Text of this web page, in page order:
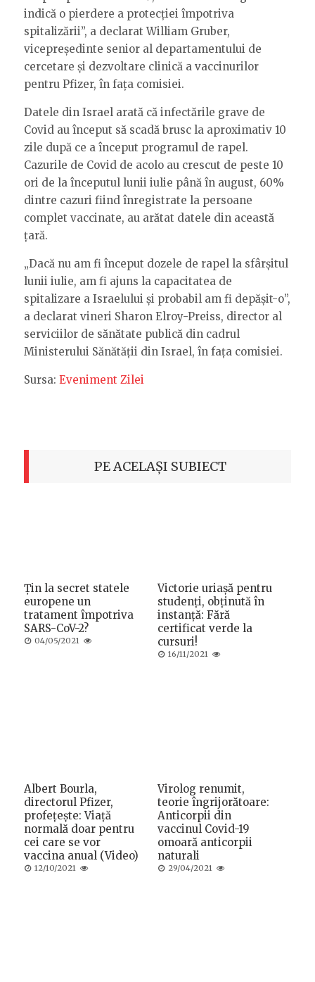
indică o pierdere a protecției împotriva
spitalizării”, a declarat William Gruber,
vicepreședinte senior al departamentului de
cercetare și dezvoltare clinică a vaccinurilor
pentru Pfizer, în fața comisiei.
Datele din Israel arată că infectările grave de
Covid au început să scadă brusc la aproximativ 10
zile după ce a început programul de rapel.
Cazurile de Covid de acolo au crescut de peste 10
ori de la începutul lunii iulie până în august, 60%
dintre cazuri fiind înregistrate la persoane
complet vaccinate, au arătat datele din această
țară.
„Dacă nu am fi început dozele de rapel la sfârșitul
lunii iulie, am fi ajuns la capacitatea de
spitalizare a Israelului și probabil am fi depășit-o”,
a declarat vineri Sharon Elroy-Preiss, director al
serviciilor de sănătate publică din cadrul
Ministerului Sănătății din Israel, în fața comisiei.
Sursa: Eveniment Zilei
PE ACELAȘI SUBIECT
Țin la secret statele
europene un
tratament împotriva
SARS-CoV-2?
Posted
04/05/2021
Victorie uriașă pentru
studenți, obținută în
instanță: Fără
certificat verde la
cursuri!
Posted
16/11/2021
Albert Bourla,
directorul Pfizer,
profețește: Viață
normală doar pentru
cei care se vor
vaccina anual (Video)
Posted
12/10/2021
Virolog renumit,
teorie îngrijorătoare:
Anticorpii din
vaccinul Covid-19
omoară anticorpii
naturali
Posted
29/04/2021